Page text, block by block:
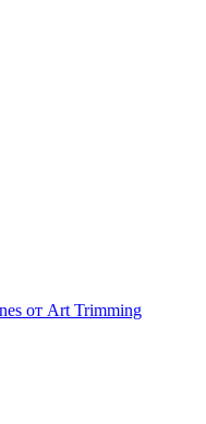
от Art Trimming